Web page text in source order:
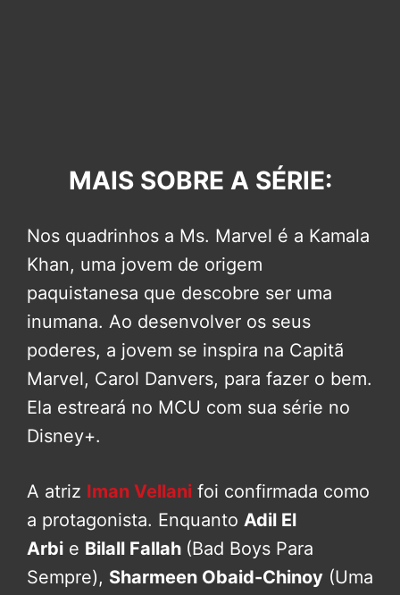
MAIS SOBRE A SÉRIE:
Nos quadrinhos a Ms. Marvel é a Kamala
Khan, uma jovem de origem
paquistanesa que descobre ser uma
inumana. Ao desenvolver os seus
poderes, a jovem se inspira na Capitã
Marvel, Carol Danvers, para fazer o bem.
Ela estreará no MCU com sua série no
Disney+.
A atriz Iman Vellani foi confirmada como
a protagonista. Enquanto Adil El
Arbi e Bilall Fallah (Bad Boys Para
Sempre), Sharmeen Obaid-Chinoy (Uma